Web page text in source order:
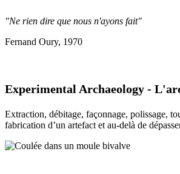
"Ne rien dire que nous n'ayons fait"
Fernand Oury, 1970
Experimental Archaeology -
Extraction, débitage, façonnage, polissage,
fabrication d’un artefact et au-delà de